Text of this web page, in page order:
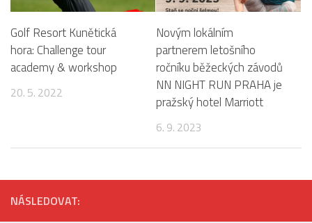
Golf Resort Kunětická
hora: Challenge tour
academy & workshop
20. 5. 2022
Novým lokálním
partnerem letošního
ročníku běžeckých závodů
NN NIGHT RUN PRAHA je
pražský hotel Marriott
6. 9. 2023
NÁSLEDOVAT: